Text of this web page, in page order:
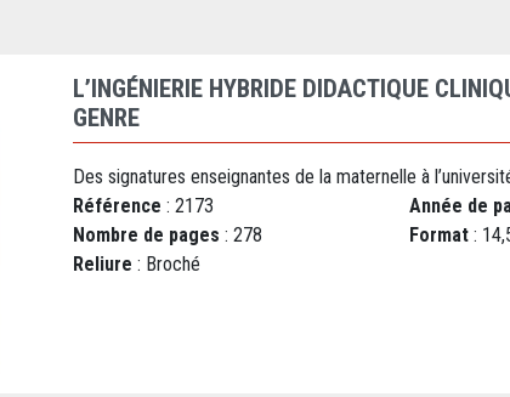
L’INGÉNIERIE HYBRIDE DIDACTIQUE
GENRE
Des signatures enseignantes de la maternelle à
Référence : 2173 Année de
Nombre de pages : 278 Format :
Reliure : Broché